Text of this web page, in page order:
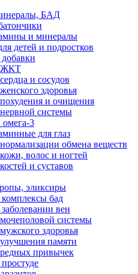
БАД
и минералы
детей и подростков
ЖКТ
и сосудов
здоровья
и очищения
системы
3
для глаз
обмена веществ
волос и ногтей
и суставов
эликсиры
бад
вен
системы
здоровья
памяти
привычек